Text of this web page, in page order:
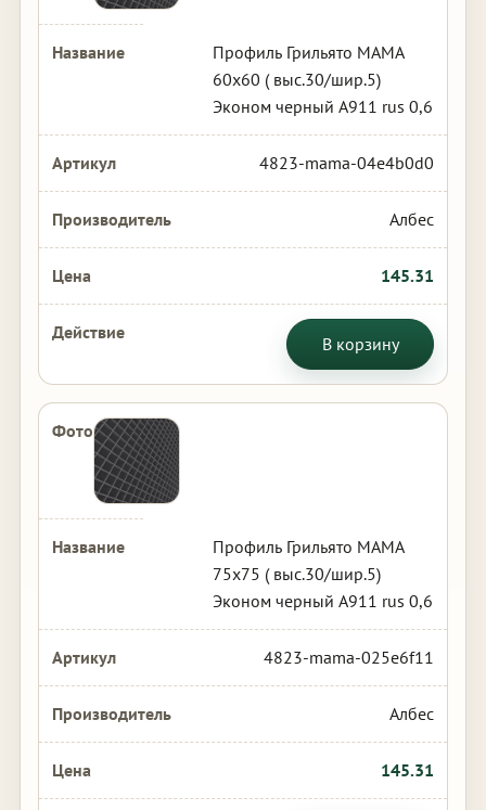
Профиль Грильято МАМА
60х60 ( выс.30/шир.5)
Эконом черный А911 rus 0,6
4823-mama-04e4b0d0
Албес
145.31
В корзину
Профиль Грильято МАМА
75х75 ( выс.30/шир.5)
Эконом черный А911 rus 0,6
4823-mama-025e6f11
Албес
145.31